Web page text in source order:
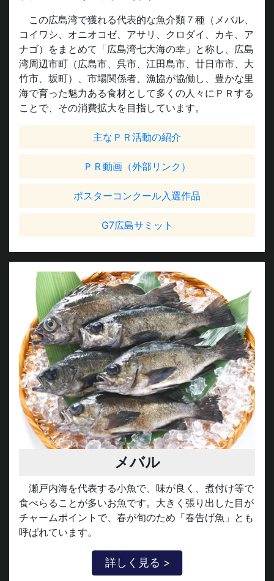
この広島湾で獲れる代表的な魚介類７種（メバル、
コイワシ、オニオコゼ、アサリ、クロダイ、カキ、ア
ナゴ）をまとめて「広島湾七大海の幸」と称し、広島
湾周辺市町（広島市、呉市、江田島市、廿日市市、大
竹市、坂町）、市場関係者、漁協が協働し、豊かな里
海で育った魅力ある食材として多くの人々にＰＲする
ことで、その消費拡大を目指しています。
主なＰＲ活動の紹介
ＰＲ動画（外部リンク）
ポスターコンクール入選作品
G7広島サミット
メバル
瀬戸内海を代表する小魚で、味が良く、煮付け等で
食べらることが多いお魚です。大きく張り出した目が
チャームポイントで、春が旬のため「春告げ魚」とも
呼ばれています。
詳しく見る >